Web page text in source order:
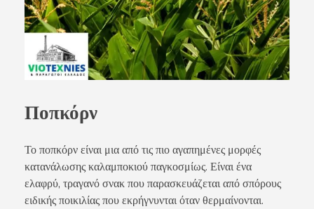
Ποπκόρν
Το ποπκόρν είναι μια από τις πιο αγαπημένες μορφές
κατανάλωσης καλαμποκιού παγκοσμίως. Είναι ένα
ελαφρύ, τραγανό σνακ που παρασκευάζεται από σπόρους
ειδικής ποικιλίας που εκρήγνυνται όταν θερμαίνονται.